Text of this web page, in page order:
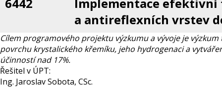
a antireflexních vrstev
Cílem programového projektu výzkumu a vývoje je
povrchu krystalického křemíku, jeho hydrogenaci a
účinností nad 17%.
Řešitel v ÚPT:
Ing. Jaroslav Sobota, CSc.